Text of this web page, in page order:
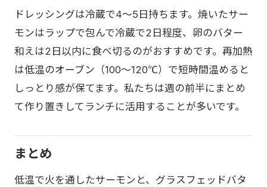
ドレッシングは冷蔵で4〜5日持ちます。焼いたサー
モンはラップで包んで冷蔵で2日程度、卵のバター
和えは2日以内に食べ切るのがおすすめです。再加熱
は低温のオーブン（100〜120℃）で短時間温めると
しっとり感が保てます。私たちは週の前半にまとめ
て作り置きしてランチに活用することが多いです。
まとめ
低温で火を通したサーモンと、グラスフェッドバタ